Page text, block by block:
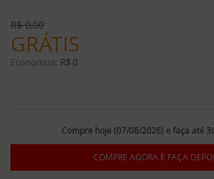
R$0,00
GRÁTIS
Economize: R$ 0
Compre hoje (07/08/2026) e faça até
COMPRE AGORA E FAÇA